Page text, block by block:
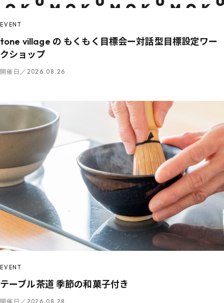
EVENT
tone village の もくもく目標会ー対話型目標設定ワー
クショップ
開催日／2026.08.26
EVENT
テーブル茶道 季節の和菓子付き
開催日／2026.08.28